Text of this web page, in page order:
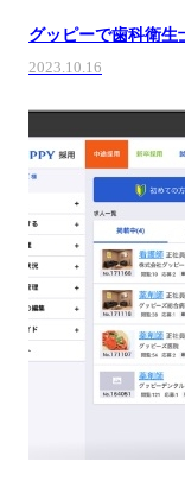
グッピーで歯科衛生
2023.10.16